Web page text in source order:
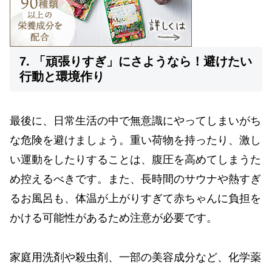
7. 「頑張りすぎ」にさようなら！避けたい
行動と環境作り
最後に、日常生活の中で無意識にやってしまいがち
な危険を避けましょう。重い荷物を持ったり、激し
い運動をしたりすることは、腹圧を高めてしまうた
め控えるべきです。また、長時間のサウナや熱すぎ
るお風呂も、体温が上がりすぎて赤ちゃんに負担を
かける可能性があるため注意が必要です。
家庭用洗剤や殺虫剤、一部の美容成分など、化学薬